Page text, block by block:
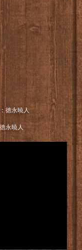
徳永暁人
永暁人